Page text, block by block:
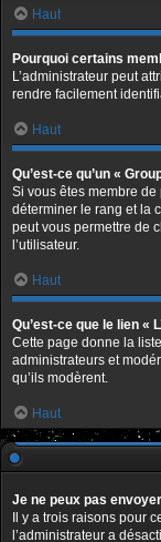
Haut
Pourquoi certains
L’administrateur peut
rendre facilement
Haut
Qu’est-ce qu’un «
Si vous êtes membre
déterminer le rang et la
peut vous permettre de
l’utilisateur.
Haut
Qu’est-ce que le lien «
Cette page donne la
administrateurs et
qu’ils modèrent.
Haut
Je ne peux pas
Il y a trois raisons pour
l’administrateur a